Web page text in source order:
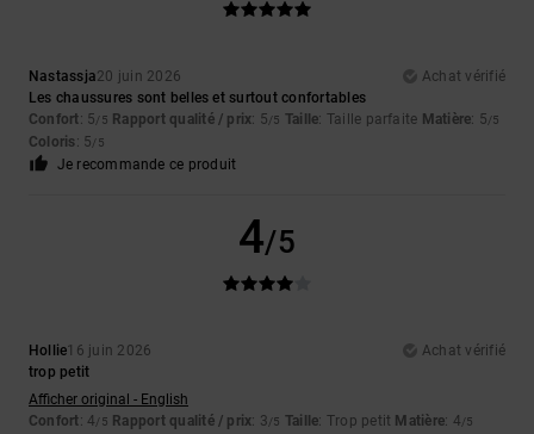
Nastassja20 juin 2026
Achat vérifié
Les chaussures sont belles et surtout confortables
Confort: 5/5 Rapport qualité / prix: 5/5 Taille: Taille parfaite Matière: 5/5
Coloris: 5/5
Je recommande ce produit
4/5
Hollie16 juin 2026
Achat vérifié
trop petit
Afficher original - English
Confort: 4/5 Rapport qualité / prix: 3/5 Taille: Trop petit Matière: 4/5